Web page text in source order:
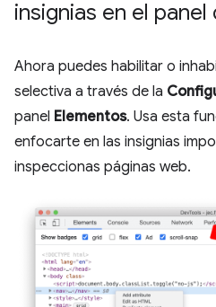
insignias en el
Ahora puedes habilitar o
selectiva a través de la
panel Elementos. Usa esta
enfocarte en las insignias
inspeccionas páginas web.